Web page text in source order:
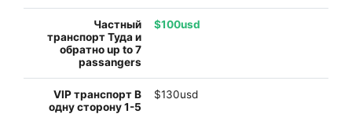
$100usd
$130usd